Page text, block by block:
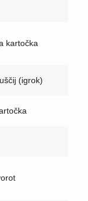
kartočka
(igrok)